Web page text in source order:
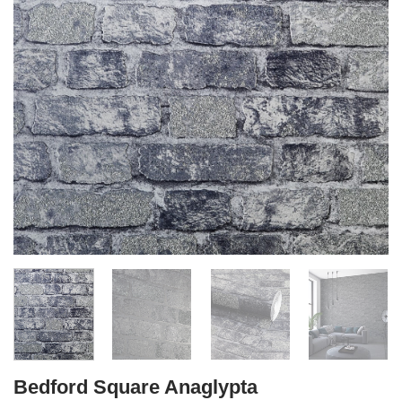
Bedford Square Anaglypta